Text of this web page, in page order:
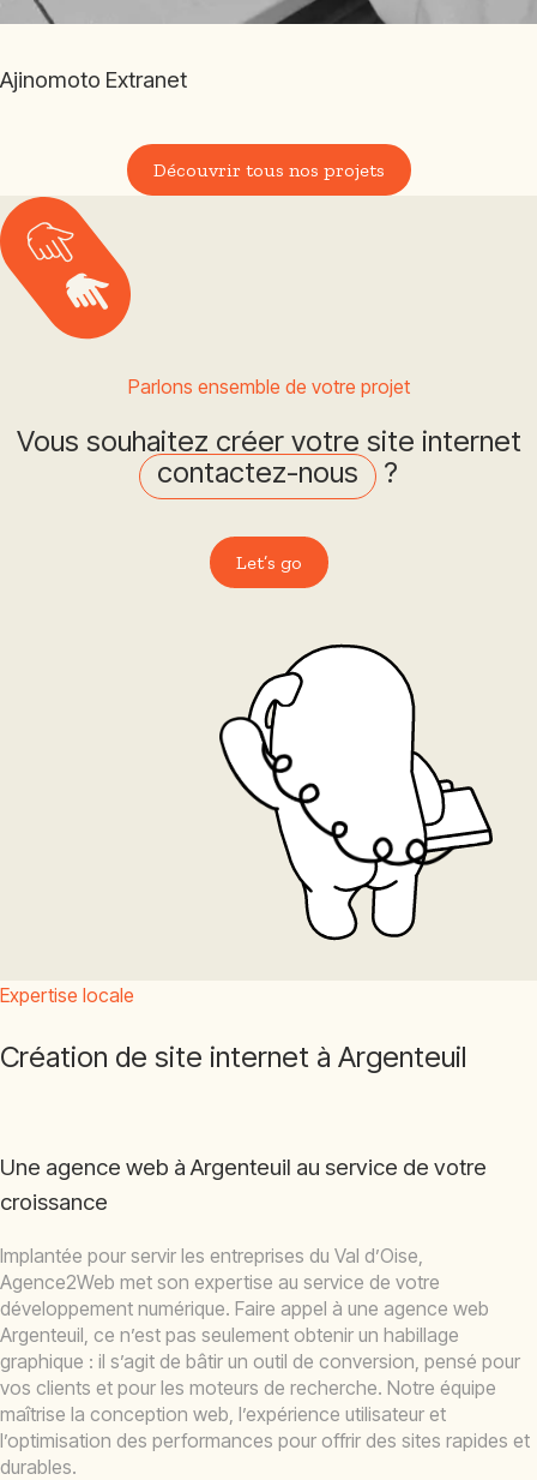
Ajinomoto Extranet
Découvrir tous nos projets
Parlons ensemble de votre projet
Vous souhaitez créer votre site internet
contactez-nous
?
Let’s go
Expertise locale
Création de site internet à Argenteuil
Une agence web à Argenteuil au service de votre
croissance
Implantée pour servir les entreprises du Val d’Oise,
Agence2Web met son expertise au service de votre
développement numérique. Faire appel à une agence web
Argenteuil, ce n’est pas seulement obtenir un habillage
graphique : il s’agit de bâtir un outil de conversion, pensé pour
vos clients et pour les moteurs de recherche. Notre équipe
maîtrise la conception web, l’expérience utilisateur et
l’optimisation des performances pour offrir des sites rapides et
durables.